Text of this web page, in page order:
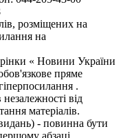
розміщених на
на
« Новини України
пряме
.
від
матеріалів.
- повинна бути
абзаці